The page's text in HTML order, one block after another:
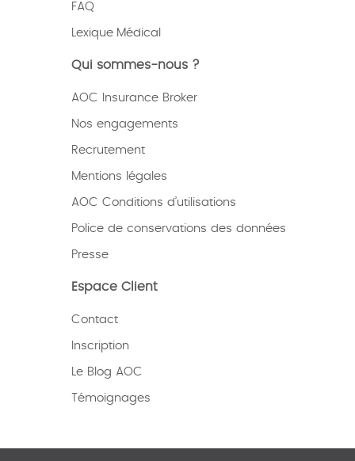
FAQ
Lexique Médical
Qui sommes-nous ?
AOC Insurance Broker
Nos engagements
Recrutement
Mentions légales
AOC Conditions d’utilisations
Police de conservations des données
Presse
Espace Client
Contact
Inscription
Le Blog AOC
Témoignages